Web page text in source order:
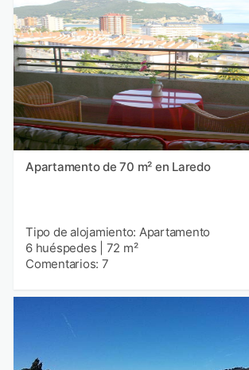
Apartamento de 70 m² en Laredo
Tipo de alojamiento: Apartamento
6 huéspedes
72 m²
Comentarios: 7